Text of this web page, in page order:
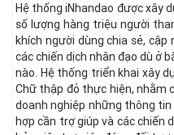
Hệ thống iNhandao được xây
số lượng hàng triệu người
khích người dùng chia sẻ,
các chiến dịch nhân đạo dù ở
nào. Hệ thống triển khai xây
Chữ thập đỏ thực hiện, nhằm
doanh nghiệp những thông
hợp cần trợ giúp và các chiến